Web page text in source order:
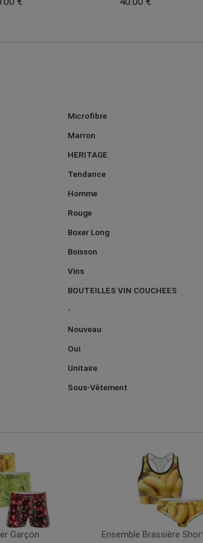
Microfibre
Marron
HERITAGE
Tendance
Homme
Rouge
Boxer Long
Boisson
Vins
BOUTEILLES VIN COUCHEES
-
Nouveau
Oui
Unitaire
Sous-Vêtement
Garçon Ensemble Brassière